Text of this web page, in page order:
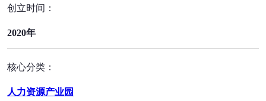
创立时间：
2020年
核心分类：
人力资源产业园